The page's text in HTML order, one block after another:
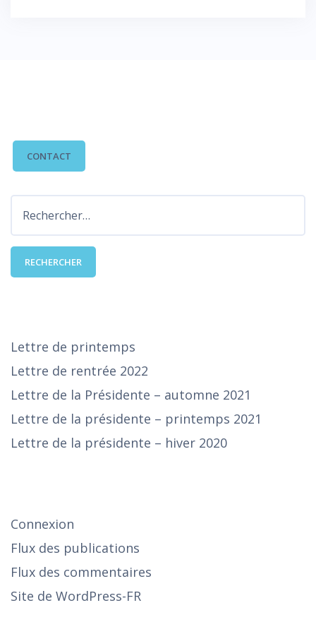
CONTACT
Lettre de printemps
Lettre de rentrée 2022
Lettre de la Présidente – automne 2021
Lettre de la présidente – printemps 2021
Lettre de la présidente – hiver 2020
Connexion
Flux des publications
Flux des commentaires
Site de WordPress-FR